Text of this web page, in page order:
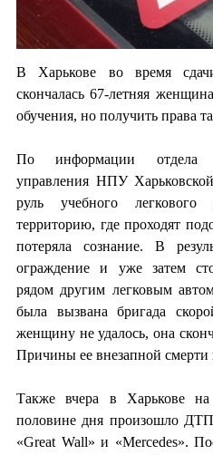
В Харькове во время
скончалась 67-летняя
обучения, но получить права
По информации отдела
управления НПУ
руль учебного
территорию, где проходят
потеряла сознание. В
ограждение и уже затем
рядом другим легковым
была вызвана бригада
женщину не удалось, она
Причины ее внезапной смерти
Также вчера в Харькове
половине дня произошло
«Great Wall» и «Mercedes».